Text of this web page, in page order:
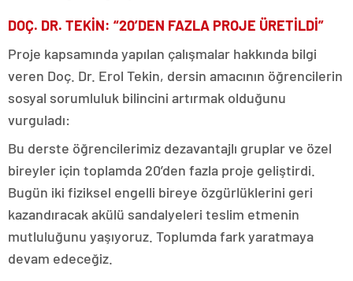
DOÇ. DR. TEKİN: “20’DEN FAZLA PROJE ÜRETİLDİ”
Proje kapsamında yapılan çalışmalar hakkında bilgi
veren Doç. Dr. Erol Tekin, dersin amacının öğrencilerin
sosyal sorumluluk bilincini artırmak olduğunu
vurguladı:
Bu derste öğrencilerimiz dezavantajlı gruplar ve özel
bireyler için toplamda 20’den fazla proje geliştirdi.
Bugün iki fiziksel engelli bireye özgürlüklerini geri
kazandıracak akülü sandalyeleri teslim etmenin
mutluluğunu yaşıyoruz. Toplumda fark yaratmaya
devam edeceğiz.